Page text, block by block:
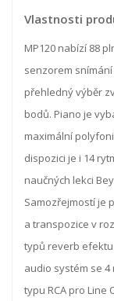
Vlastnosti
MP120 nabízí 88
senzorem
přehledný výběr
bodů. Piano je
maximální
dispozici je i 14
naučných lekci
Samozřejmostí je
a transpozice v
typů reverb efektu
audio systém se
typu RCA pro Line